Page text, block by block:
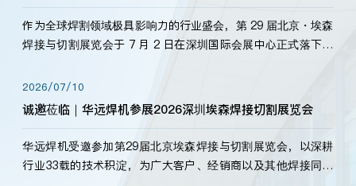
作为全球焊割领域极具影响力的行业盛会，第 29 届北京・埃森
焊接与切割展览会于 7 月 2 日在深圳国际会展中心正式落下帷
标准，持之以恒研发新产品、新技术。新老客户、行业伙伴、
海内外客户为目睹公司发布的新产…
2026/07/10
诚邀莅临｜华远焊机参展2026深圳埃森焊接切割展览会
华远焊机受邀参加第29届北京埃森焊接与切割展览会，以深耕
行业33载的技术积淀，为广大客户、经销商以及其他焊接同仁